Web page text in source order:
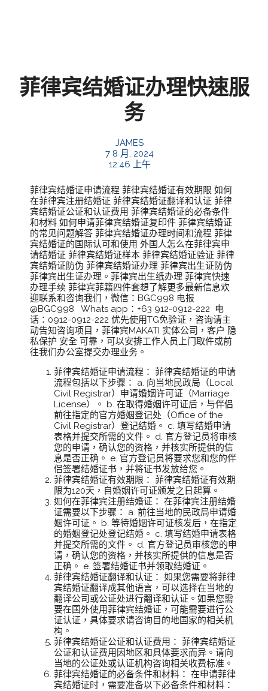
菲律宾结婚证办理快速服
务
JAMES
7 8 月, 2024
12:46 上午
菲律宾结婚证申请流程 菲律宾结婚证有效期限 如何
在菲律宾注册结婚证 菲律宾结婚证翻译和认证 菲律
宾结婚证公证和认证费用 菲律宾结婚证的必备条件
和材料 如何申请菲律宾结婚证复印件 菲律宾结婚证
的常见问题解答 菲律宾结婚证办理时间和流程 菲律
宾结婚证的国际认可和使用 外国人怎么在菲律宾申
请结婚证 菲律宾结婚证样本 菲律宾结婚证验证 菲律
宾结婚证防伪 菲律宾结婚证办理 菲律宾出生证防伪
菲律宾出生证办理。菲律宾出生纸办理 菲律宾快速
办理手续 菲律宾菲籍四件套想了解更多最新信息欢
迎联系和咨询我们，微信：BGC998 电报
@BGC998 Whats app：+63 912-0912-222 电
话：0912-0912-222 优先使用TG免验证，咨询请主
动告知咨询项目，菲律宾MAKATI 实体公司，客户 隐
私保护 安全 可靠，可以安排工作人员上门取件或前
往我们办公室提交办理业务。
菲律宾结婚证申请流程： 菲律宾结婚证的申请
流程包括以下步骤： a. 向当地民政局（Local
Civil Registrar）申请婚姻许可证（Marriage
License）。 b. 在取得婚姻许可证后，与伴侣
前往指定的官方婚姻登记处（Office of the
Civil Registrar）登记结婚。 c. 填写结婚申请
表格并提交所需的文件。 d. 官方登记员将审核
您的申请，确认您的资格，并核实所提供的信
息是否正确。 e. 官方登记员将要求您和您的伴
侣签署结婚证书，并将证书发放给您。
菲律宾结婚证有效期限： 菲律宾结婚证有效期
限为120天，自婚姻许可证颁发之日起算。
如何在菲律宾注册结婚证： 在菲律宾注册结婚
证需要以下步骤： a. 前往当地的民政局申请婚
姻许可证。 b. 等待婚姻许可证核发后，在指定
的婚姻登记处登记结婚。 c. 填写结婚申请表格
并提交所需的文件。 d. 官方登记员审核您的申
请，确认您的资格，并核实所提供的信息是否
正确。 e. 签署结婚证书并领取结婚证。
菲律宾结婚证翻译和认证： 如果您需要将菲律
宾结婚证翻译成其他语言，可以选择在当地的
翻译公司或公证处进行翻译和认证。如果您需
要在国外使用菲律宾结婚证，可能需要进行公
证认证，具体要求请咨询目的地国家的相关机
构。
菲律宾结婚证公证和认证费用： 菲律宾结婚证
公证和认证费用因地区和具体要求而异。请向
当地的公证处或认证机构咨询相关收费标准。
菲律宾结婚证的必备条件和材料： 在申请菲律
宾结婚证时，需要准备以下必备条件和材料：